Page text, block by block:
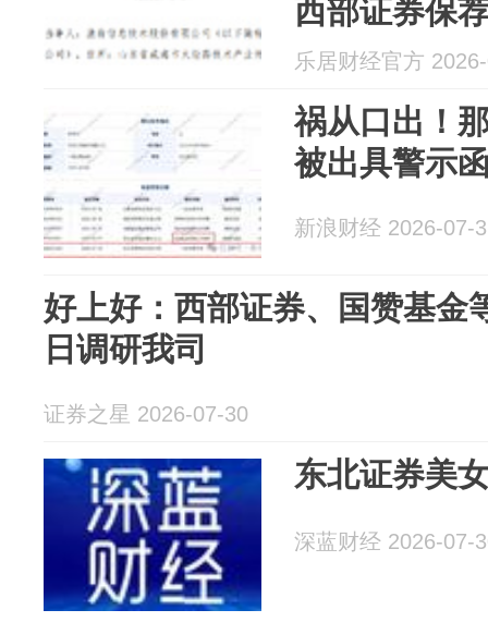
西部证券保
乐居财经官方
祸从口出！
被出具警示
新浪财经 2026-07-
好上好：西部证券、国赞基金
日调研我司
证券之星 2026-07-30
东北证券美
深蓝财经 2026-07-